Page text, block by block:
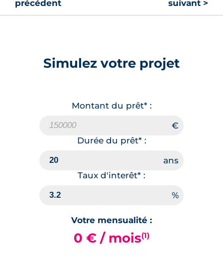
précédent
suivant >
Simulez votre projet
Montant du prêt* :
Durée du prêt* :
Taux d'interêt* :
Votre mensualité :
0 € / mois(1)